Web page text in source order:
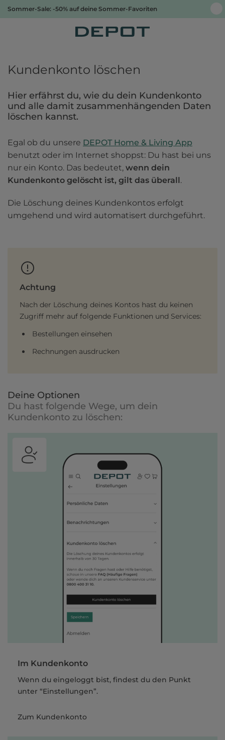
Sommer-Sale: -50% auf deine Sommer-Favoriten
Kundenkonto löschen
Hier erfährst du, wie du dein Kundenkonto
und alle damit zusammenhängenden Daten
löschen kannst.
Egal ob du unsere DEPOT Home & Living App
benutzt oder im Internet shoppst: Du hast bei uns
nur ein Konto. Das bedeutet, wenn dein
Kundenkonto gelöscht ist, gilt das überall.
Die Löschung deines Kundenkontos erfolgt
umgehend und wird automatisert durchgeführt.
Achtung
Nach der Löschung deines Kontos hast du keinen
Zugriff mehr auf folgende Funktionen und Services:
Bestellungen einsehen
Rechnungen ausdrucken
Deine Optionen
Du hast folgende Wege, um dein
Kundenkonto zu löschen:
Im Kundenkonto
Wenn du eingeloggt bist, findest du den Punkt
unter “Einstellungen”.
Zum Kundenkonto